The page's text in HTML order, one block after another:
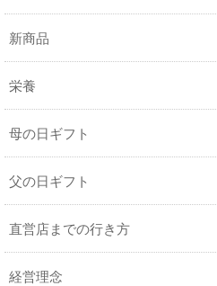
新商品
栄養
母の日ギフト
父の日ギフト
直営店までの行き方
経営理念